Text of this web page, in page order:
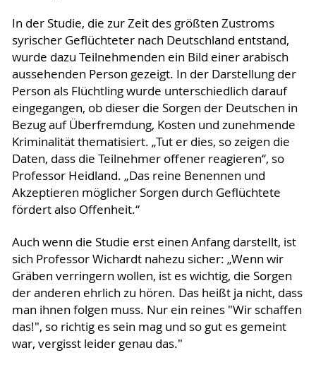
In der Studie, die zur Zeit des größten Zustroms
syrischer Geflüchteter nach Deutschland entstand,
wurde dazu Teilnehmenden ein Bild einer arabisch
aussehenden Person gezeigt. In der Darstellung der
Person als Flüchtling wurde unterschiedlich darauf
eingegangen, ob dieser die Sorgen der Deutschen in
Bezug auf Überfremdung, Kosten und zunehmende
Kriminalität thematisiert. „Tut er dies, so zeigen die
Daten, dass die Teilnehmer offener reagieren“, so
Professor Heidland. „Das reine Benennen und
Akzeptieren möglicher Sorgen durch Geflüchtete
fördert also Offenheit.“
Auch wenn die Studie erst einen Anfang darstellt, ist
sich Professor Wichardt nahezu sicher: „Wenn wir
Gräben verringern wollen, ist es wichtig, die Sorgen
der anderen ehrlich zu hören. Das heißt ja nicht, dass
man ihnen folgen muss. Nur ein reines "Wir schaffen
das!", so richtig es sein mag und so gut es gemeint
war, vergisst leider genau das."